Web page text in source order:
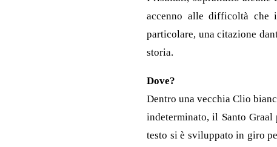
accenno alle difficoltà che
particolare, una citazione
storia.
Dove?
Dentro una vecchia Clio
indeterminato, il Santo
testo si è sviluppato in giro